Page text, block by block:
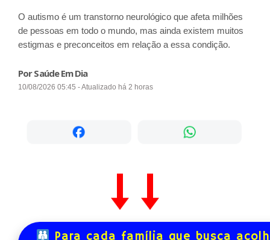
O autismo é um transtorno neurológico que afeta milhões
de pessoas em todo o mundo, mas ainda existem muitos
estigmas e preconceitos em relação a essa condição.
Por Saúde Em Dia
10/08/2026 05:45 - Atualizado há 2 horas
Para cada família que busca